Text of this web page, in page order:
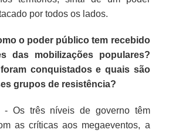
por todos os lados.
o poder público tem recebido
das mobilizações populares?
conquistados e quais são
grupos de resistência?
- Os três níveis de governo têm
as críticas aos megaeventos, a